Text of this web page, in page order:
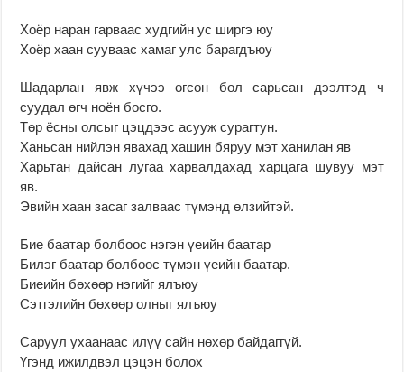
Хоёр наран гарваас худгийн ус ширгэ юу
Хоёр хаан сууваас хамаг улс барагдъюу
Шадарлан явж хүчээ өгсөн бол сарьсан дээлтэд ч
суудал өгч ноён босго.
Төр ёсны олсыг цэцдээс асууж сурагтун.
Ханьсан нийлэн явахад хашин бяруу мэт ханилан яв
Харьтан дайсан лугаа харвалдахад харцага шувуу мэт
яв.
Эвийн хаан засаг залваас түмэнд өлзийтэй.
Бие баатар болбоос нэгэн үеийн баатар
Билэг баатар болбоос түмэн үеийн баатар.
Биеийн бөхөөр нэгийг ялъюу
Сэтгэлийн бөхөөр олныг ялъюу
Саруул ухаанаас илүү сайн нөхөр байдаггүй.
Үгэнд ижилдвэл цэцэн болох